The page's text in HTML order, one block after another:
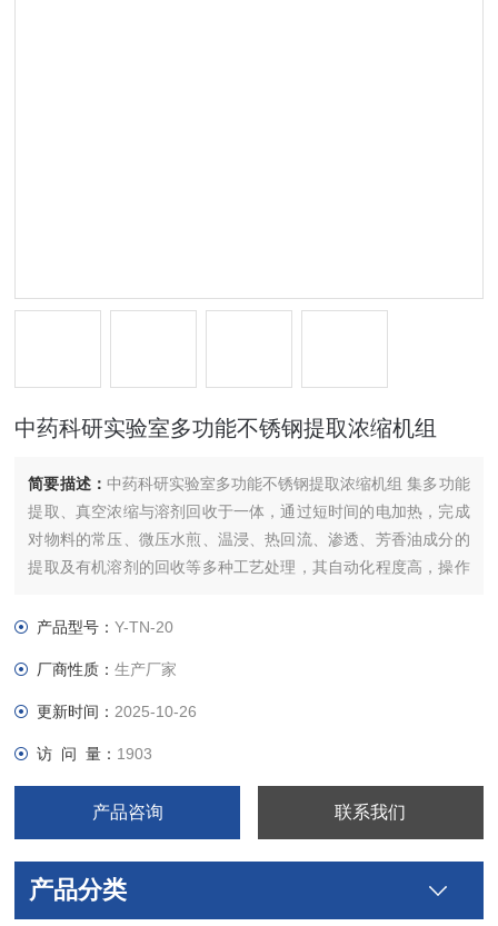
中药科研实验室多功能不锈钢提取浓缩机组
简要描述： 中药科研实验室多功能不锈钢提取浓缩机组 集多功能
提取、真空浓缩与溶剂回收于一体，通过短时间的电加热，完成
对物料的常压、微压水煎、温浸、热回流、渗透、芳香油成分的
提取及有机溶剂的回收等多种工艺处理，其自动化程度高，操作
产品型号：Y-TN-20
厂商性质：生产厂家
更新时间： 2025-10-26
访 问 量： 1903
产品咨询 联系我们
产品分类